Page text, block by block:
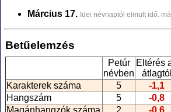
Március 17. Idei névnaptól elmult idő:
Betűelemzés
Petúr
névben
Eltérés
átlagtól
Karakterek száma
5
-1,1
Hangszám
5
-0,8
Magánhangzók száma
2
-0,6